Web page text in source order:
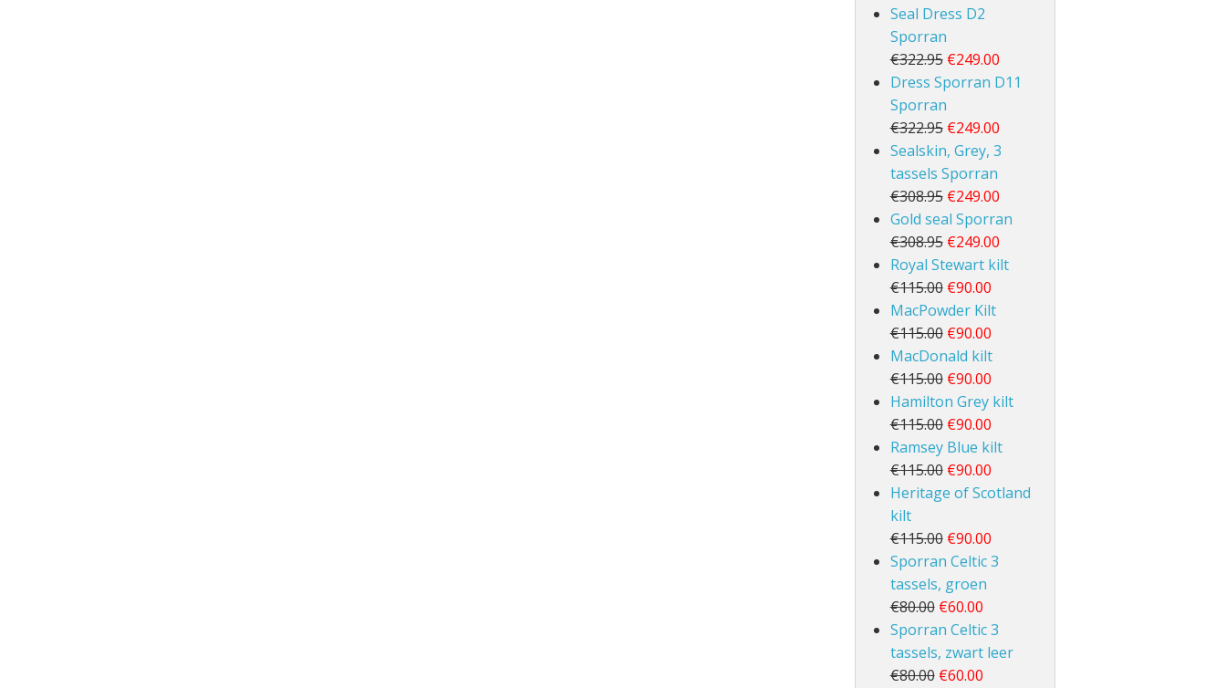
Seal Dress D2
Sporran
€322.95 €249.00
Dress Sporran D11
Sporran
€322.95 €249.00
Sealskin, Grey, 3
tassels Sporran
€308.95 €249.00
Gold seal Sporran
€308.95 €249.00
Royal Stewart kilt
€115.00 €90.00
MacPowder Kilt
€115.00 €90.00
MacDonald kilt
€115.00 €90.00
Hamilton Grey kilt
€115.00 €90.00
Ramsey Blue kilt
€115.00 €90.00
Heritage of Scotland
kilt
€115.00 €90.00
Sporran Celtic 3
tassels, groen
€80.00 €60.00
Sporran Celtic 3
tassels, zwart leer
€80.00 €60.00